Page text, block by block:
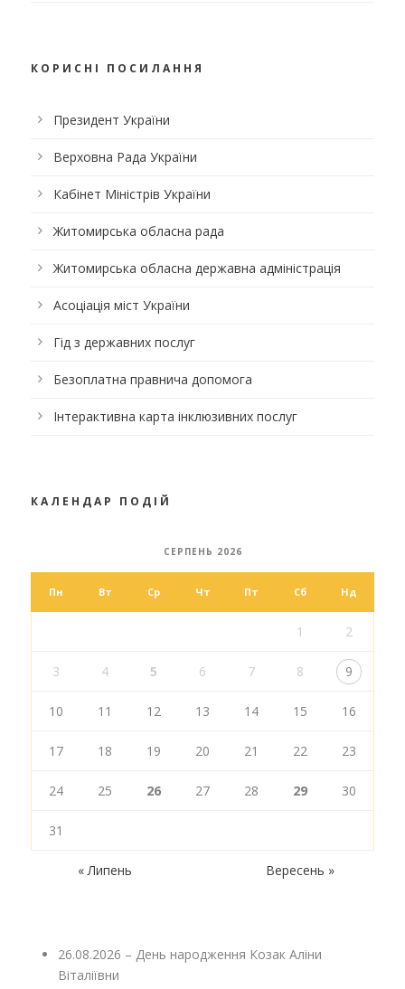
КОРИСНІ ПОСИЛАННЯ
Президент України
Верховна Рада України
Кабінет Міністрів України
Житомирська обласна рада
Житомирська обласна державна адміністрація
Асоціація міст України
Гід з державних послуг
Безоплатна правнича допомога
Інтерактивна карта інклюзивних послуг
КАЛЕНДАР ПОДІЙ
СЕРПЕНЬ 2026
Пн Вт Ср Чт Пт Сб Нд
1 2
3 4 5 6 7 8 9
10 11 12 13 14 15 16
17 18 19 20 21 22 23
24 25 26 27 28 29 30
31
« Липень Вересень »
26.08.2026 – День народження Козак Аліни
Віталіївни